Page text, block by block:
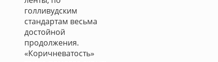
голливудским
стандартам весьма
достойной
продолжения.
«Коричневатость»